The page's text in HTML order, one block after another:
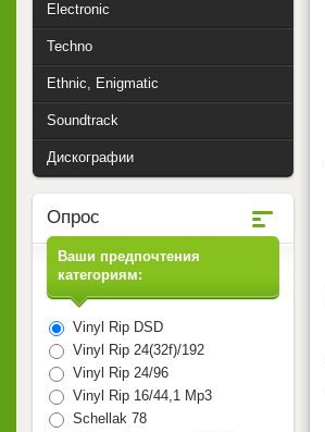
Electronic
Techno
Ethnic, Enigmatic
Soundtrack
Дискографии
Опрос
Ваши предпочтения
категориям:
Vinyl Rip DSD
Vinyl Rip 24(32f)/192
Vinyl Rip 24/96
Vinyl Rip 16/44,1 Mp3
Schellak 78